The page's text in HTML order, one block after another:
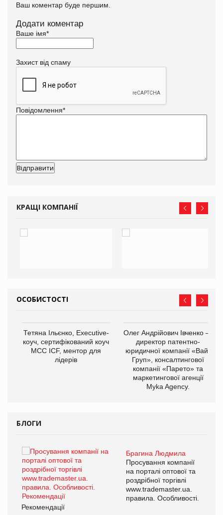
Ваш коментар буде першим.
Додати коментар
Ваше імя*
Захист від спаму
Повідомлення*
КРАЩІ КОМПАНІЇ
ОСОБИСТОСТІ
Тетяна Ільєнко, Executive-
коуч, сертифікований коуч
МСС ICF, ментор для
лідерів
Олег Андрійович Івченко —
директор патентно-
юридичної компанії «Вайз
Груп», консалтингової
компанії «Парето» та
маркетингової агенції
Myka Agency.
БЛОГИ
Брагина Людмила
Просування компанії
на порталі оптової та
роздрібної торгівлі
www.trademaster.ua.
правила. Особливості.
Рекомендації